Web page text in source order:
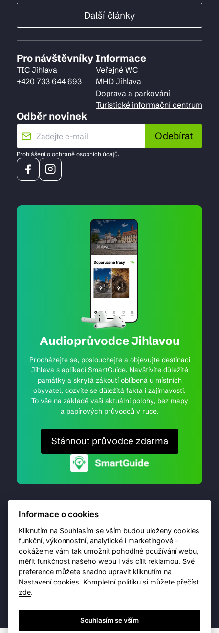
Další články
Pro návštěvníky
TIC Jihlava
+420 733 644 693
Informace
Veřejné WC
MHD Jihlava
Doprava a parkování
Turistické informační centrum
Odběr novinek
Odebírat
Prohlášení o ochraně osobních údajů.
Audioprůvodce Jihlavou
Procházejte se, poslouchejte a objevujte destinaci
Jihlava s aplikací SmartGuide. Navštívíte důležité
památky a skrytá zákoutí oblíbená u místních
obyvatel, dozvíte se důležitá fakta i zajímavosti.
To vše na základě vaší aktuální polohy, bez mapy
a papírových průvodců v ruce.
Stáhnout průvodce zdarma
© 2026 Destinační portál provozujeBrána Jihlavy,
příspěvková organizace. Všechna práva vyhrazena.
Ochrana osobních údajů
Informace o cookies
Kliknutím na Souhlasím se vším budou uloženy cookies
funkční, výkonnostní, analytické i marketingové -
dokážeme vám tak umožnit pohodlné používání webu,
měřit funkčnost našeho webu i vás cílit reklamou. Své
preference můžete snadno upravit kliknutím na
Nastavení cookies. Kompletní politiku si můžete přečíst
zde.
Souhlasím se vším